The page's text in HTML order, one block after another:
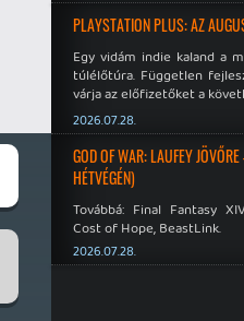
PLAYSTATION PLUS: AZ
Egy vidám indie kaland a
túlélőtúra. Független
várja az előfizetőket a
2026.07.28.
GOD OF WAR: LAUFEY
HÉTVÉGÉN)
Továbbá: Final Fantasy
Cost of Hope, BeastLink.
2026.07.28.